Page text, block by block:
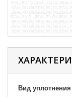
Вид уплотнения